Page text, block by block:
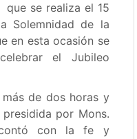
se realiza el 15
Solemnidad de la
en esta ocasión se
el Jubileo
de dos horas y
por Mons.
contó con la fe y